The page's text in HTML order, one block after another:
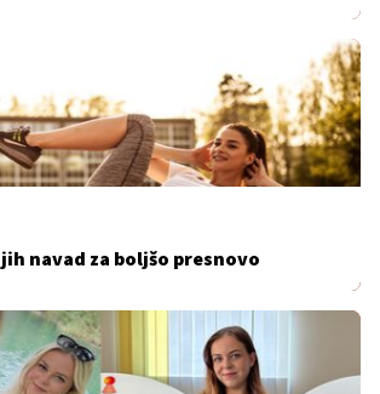
navad za boljšo presnovo